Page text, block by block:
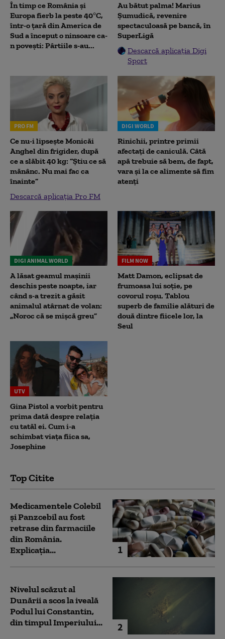
În timp ce România și
Europa fierb la peste 40°C,
într-o țară din America de
Sud a început o ninsoare ca-
n povești: Pârtiile s-au...
Au bătut palma! Marius
Șumudică, revenire
spectaculoasă pe bancă, în
SuperLigă
Descarcă aplicația Digi
Sport
PRO FM
Ce nu-i lipsește Monicăi
Anghel din frigider, după
ce a slăbit 40 kg: “Știu ce să
mănânc. Nu mai fac ca
înainte”
Descarcă aplicația Pro FM
DIGI WORLD
Rinichii, printre primii
afectați de caniculă. Câtă
apă trebuie să bem, de fapt,
vara și la ce alimente să fim
atenți
DIGI ANIMAL WORLD
A lăsat geamul mașinii
deschis peste noapte, iar
când s-a trezit a găsit
animalul atârnat de volan:
„Noroc că se mișcă greu”
FILM NOW
Matt Damon, eclipsat de
frumoasa lui soție, pe
covorul roșu. Tablou
superb de familie alături de
două dintre fiicele lor, la
Seul
UTV
Gina Pistol a vorbit pentru
prima dată despre relația
cu tatăl ei. Cum i-a
schimbat viața fiica sa,
Josephine
Top Citite
1
Medicamentele Colebil
și Panzcebil au fost
retrase din farmaciile
din România.
Explicația...
2
Nivelul scăzut al
Dunării a scos la iveală
Podul lui Constantin,
din timpul Imperiului...